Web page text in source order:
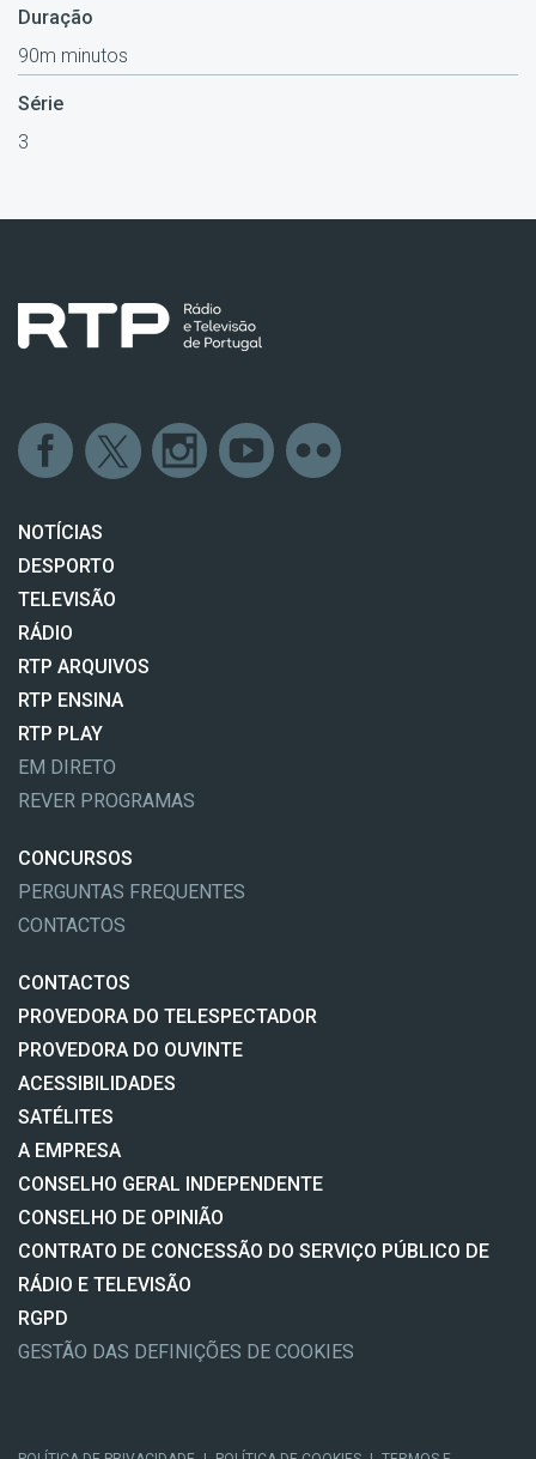
Duração
90m minutos
Série
3
NOTÍCIAS
DESPORTO
TELEVISÃO
RÁDIO
RTP ARQUIVOS
RTP ENSINA
RTP PLAY
EM DIRETO
REVER PROGRAMAS
CONCURSOS
PERGUNTAS FREQUENTES
CONTACTOS
CONTACTOS
PROVEDORA DO TELESPECTADOR
PROVEDORA DO OUVINTE
ACESSIBILIDADES
SATÉLITES
A EMPRESA
CONSELHO GERAL INDEPENDENTE
CONSELHO DE OPINIÃO
CONTRATO DE CONCESSÃO DO SERVIÇO PÚBLICO DE
RÁDIO E TELEVISÃO
RGPD
GESTÃO DAS DEFINIÇÕES DE COOKIES